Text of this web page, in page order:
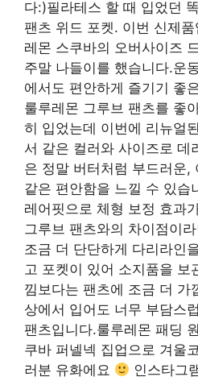
다:)필라테스 할 때 입었던
팬츠 위드 포켓. 이번 신제
레몬 스쿠바의 오버사이즈
주말 나들이를 했습니다.운
에서도 편안하게 즐기기 좋
룰루레몬 그루브 팬츠를 좋
히 입었는데 이번에 리뉴얼
서 같은 컬러와 사이즈로 데
은 정말 버터처럼 부드러운,
같은 편안함을 느낄 수 있습
레어핏으로 체형 보정 효과
그루브 팬츠와의 차이점이
조금 더 단단하게 다리라인
고 포켓이 있어 소지품을 보
낌보다는 팬츠에 조금 더 가
상에서 입어도 너무 부담스
팬츠입니다.룰루레몬 패딩
쿠바 퍼넬넥 집업으로 겨울
러분 유화에요
인스타그